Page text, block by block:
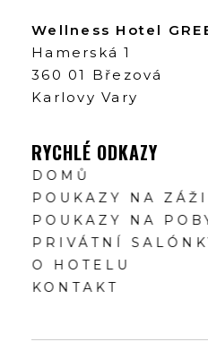
Wellness Hotel
Hamerská 1
360 01 Březová
Karlovy Vary
RYCHLÉ ODKAZY
DOMŮ
POUKAZY NA
POUKAZY NA
PRIVÁTNÍ
O HOTELU
KONTAKT